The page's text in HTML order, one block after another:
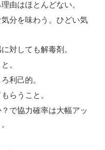
由はほとんどない。
分を味わう。ひどい気
対しても解毒剤。
。
利己的。
らうこと。
で協力確率は大幅アッ